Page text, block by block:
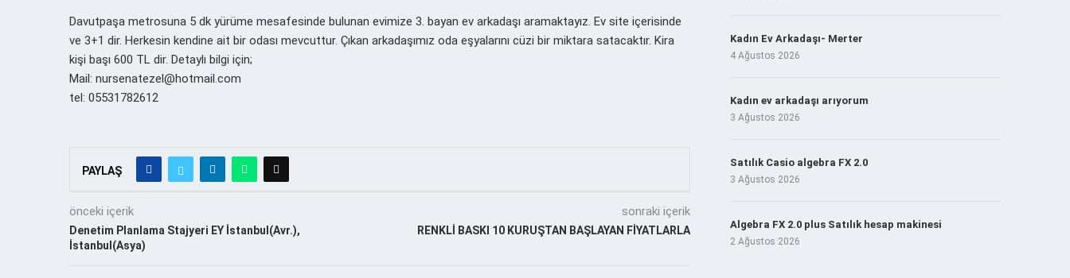
Davutpaşa metrosuna 5 dk yürüme mesafesinde bulunan evimize 3. bayan ev arkadaşı aramaktayız. Ev site içerisinde
ve 3+1 dir. Herkesin kendine ait bir odası mevcuttur. Çıkan arkadaşımız oda eşyalarını cüzi bir miktara satacaktır. Kira
kişi başı 600 TL dir. Detaylı bilgi için;
Mail: nursenatezel@hotmail.com
tel: 05531782612
PAYLAŞ
önceki içerik
Denetim Planlama Stajyeri EY İstanbul(Avr.),
İstanbul(Asya)
sonraki içerik
RENKLİ BASKI 10 KURUŞTAN BAŞLAYAN FİYATLARLA
Kadın Ev Arkadaşı- Merter
4 Ağustos 2026
Kadın ev arkadaşı arıyorum
3 Ağustos 2026
Satılık Casio algebra FX 2.0
3 Ağustos 2026
Algebra FX 2.0 plus Satılık hesap makinesi
2 Ağustos 2026